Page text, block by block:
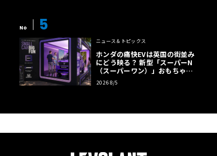
No 5
ニュース＆トピックス
ホンダの痛快EVは英国の街並み
にどう映る？ 新型「スーパーN
（スーパーワン）」おもちゃ箱
ツアーの全貌
2026 8/5